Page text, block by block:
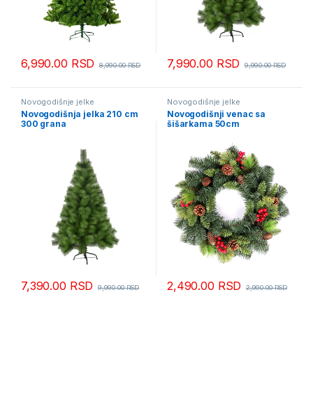
6,990.00 RSD 8,990.00RSD 7,990.00 RSD 9,990.00RSD
Novogodišnje jelke
Novogodišnja jelka 210 cm
300 grana
7,390.00 RSD 9,990.00RSD
Novogodišnje jelke
Novogodišnji venac sa
šišarkama 50cm
2,490.00 RSD 2,990.00RSD